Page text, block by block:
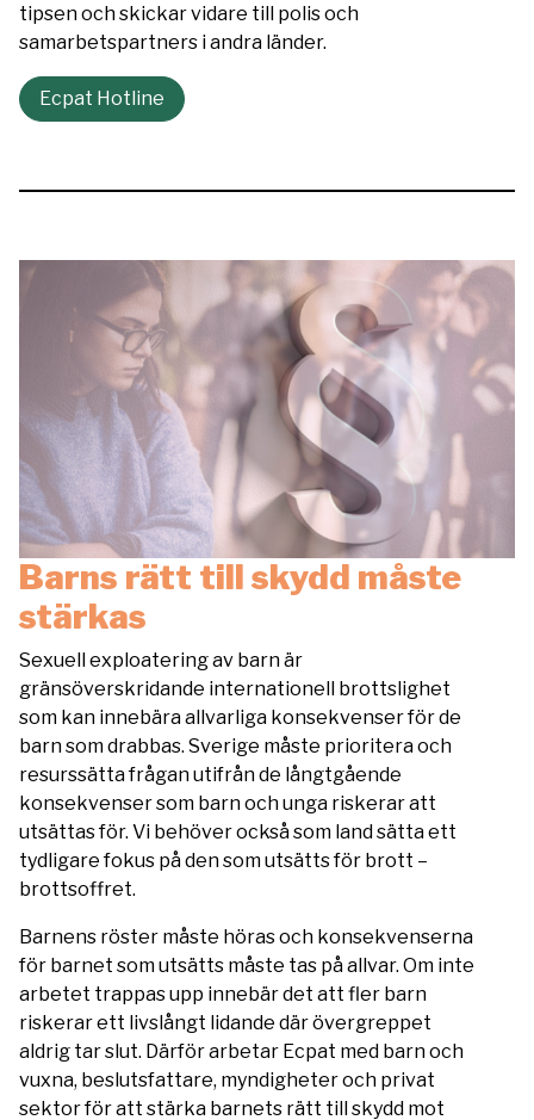
tipsen och skickar vidare till polis och
samarbetspartners i andra länder.
Ecpat Hotline
Barns rätt till skydd måste
stärkas
Sexuell exploatering av barn är
gränsöverskridande internationell brottslighet
som kan innebära allvarliga konsekvenser för de
barn som drabbas. Sverige måste prioritera och
resurssätta frågan utifrån de långtgående
konsekvenser som barn och unga riskerar att
utsättas för. Vi behöver också som land sätta ett
tydligare fokus på den som utsätts för brott –
brottsoffret.
Barnens röster måste höras och konsekvenserna
för barnet som utsätts måste tas på allvar. Om inte
arbetet trappas upp innebär det att fler barn
riskerar ett livslångt lidande där övergreppet
aldrig tar slut. Därför arbetar Ecpat med barn och
vuxna, beslutsfattare, myndigheter och privat
sektor för att stärka barnets rätt till skydd mot